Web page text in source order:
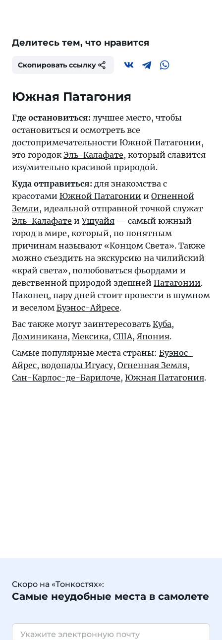
Делитесь тем, что нравится
Скопировать ссылку
Южная Патагония
Где остановиться: лучшее место, чтобы
остановиться и осмотреть все
достопримечательности Южной Патагонии,
это городокЭль-Калафате, который славится
изумительно красивой природой.
Куда отправиться: для знакомства с
красотами Южной Патагонии и Огненной
Земли, идеальной отправной точкой служат
Эль-Калафате и Ушуайя — самый южный
город в мире, который, по понятным
причинам называют «Концом Света». Также
можно съездить на экскурсию на чилийский
«край света», полюбоваться фьордами и
девственной природой здешней Патагонии.
Наконец, пару дней стоит провести в шумном
и веселом Буэнос-Айресе.
Вас также могут заинтересовать Куба,
Доминикана, Мексика, США, Япония.
Самые популярные места страны: Буэнос-
Айрес, водопады Игуасу, Огненная Земля,
Сан-Карлос-де-Барилоче, Южная Патагония.
Скоро на «Тонкостях»:
Самые неудобные места в самолете